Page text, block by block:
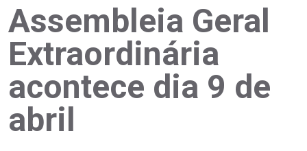
Assembleia Geral
Extraordinária
acontece dia 9 de
abril